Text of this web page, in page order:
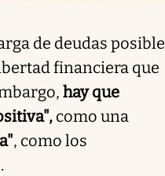
de deudas posible
financiera que
hay que
como una
, como los